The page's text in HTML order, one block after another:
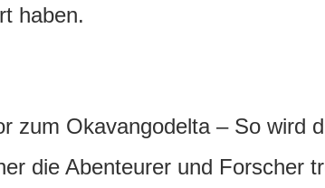
haben.
zum Okavangodelta – So wird
die Abenteurer und Forscher